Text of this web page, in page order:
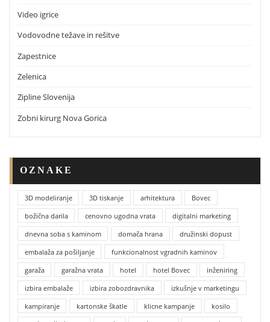
Video igrice
Vodovodne težave in rešitve
Zapestnice
Zelenica
Zipline Slovenija
Zobni kirurg Nova Gorica
OZNAKE
3D modeliranje 3D tiskanje arhitektura
Bovec
božična darila
cenovno ugodna vrata
digitalni marketing
dnevna soba s kaminom
domača hrana
družinski dopust
embalaža za pošiljanje
funkcionalnost vgradnih kaminov
garaža
garažna vrata hotel hotel Bovec
inženiring
izbira embalaže
izbira zobozdravnika
izkušnje v marketingu
kampiranje
kartonske škatle klicne kampanje
kosilo